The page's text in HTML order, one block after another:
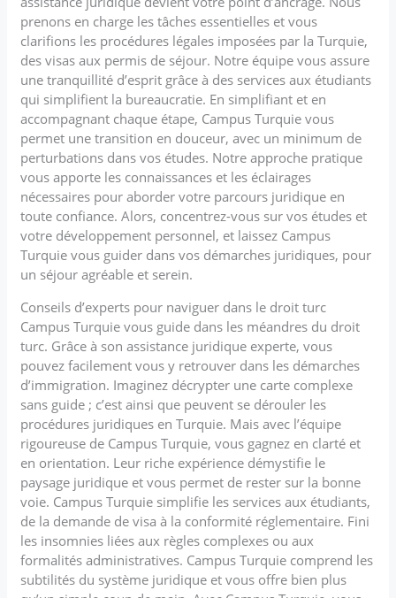
prenons en charge les tâches essentielles et vous
clarifions les procédures légales imposées par la Turquie,
des visas aux permis de séjour. Notre équipe vous assure
une tranquillité d’esprit grâce à des services aux étudiants
qui simplifient la bureaucratie. En simplifiant et en
accompagnant chaque étape, Campus Turquie vous
permet une transition en douceur, avec un minimum de
perturbations dans vos études. Notre approche pratique
vous apporte les connaissances et les éclairages
nécessaires pour aborder votre parcours juridique en
toute confiance. Alors, concentrez-vous sur vos études et
votre développement personnel, et laissez Campus
Turquie vous guider dans vos démarches juridiques, pour
un séjour agréable et serein.
Conseils d’experts pour naviguer dans le droit turc
Campus Turquie vous guide dans les méandres du droit
turc. Grâce à son assistance juridique experte, vous
pouvez facilement vous y retrouver dans les démarches
d’immigration. Imaginez décrypter une carte complexe
sans guide ; c’est ainsi que peuvent se dérouler les
procédures juridiques en Turquie. Mais avec l’équipe
rigoureuse de Campus Turquie, vous gagnez en clarté et
en orientation. Leur riche expérience démystifie le
paysage juridique et vous permet de rester sur la bonne
voie. Campus Turquie simplifie les services aux étudiants,
de la demande de visa à la conformité réglementaire. Fini
les insomnies liées aux règles complexes ou aux
formalités administratives. Campus Turquie comprend les
subtilités du système juridique et vous offre bien plus